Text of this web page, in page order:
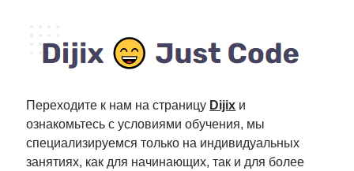
Переходите к нам на страницу Dijix и
ознакомьтесь с условиями обучения, мы
специализируемся только на индивидуальных
занятиях, как для начинающих, так и для более